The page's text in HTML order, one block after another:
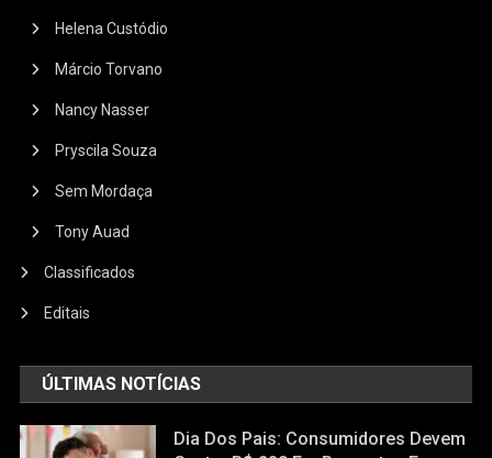
Helena Custódio
Márcio Torvano
Nancy Nasser
Pryscila Souza
Sem Mordaça
Tony Auad
Classificados
Editais
ÚLTIMAS NOTÍCIAS
Dia Dos Pais: Consumidores Devem